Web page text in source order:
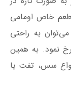
خاص اومامی
به راحتی
نمود. به همین
سس، تفت یا